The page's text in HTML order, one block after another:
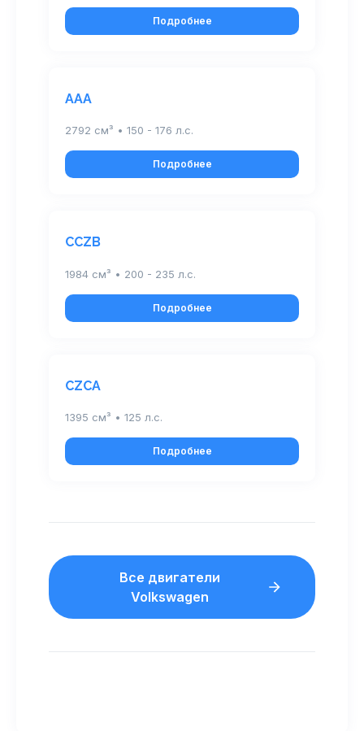
Подробнее
AAA
2792 см³ • 150 - 176 л.с.
Подробнее
CCZB
1984 см³ • 200 - 235 л.с.
Подробнее
CZCA
1395 см³ • 125 л.с.
Подробнее
Все двигатели
Volkswagen